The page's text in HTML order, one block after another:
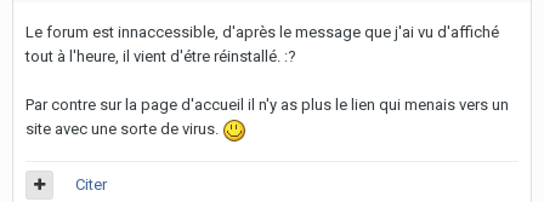
Le forum est innaccessible, d'après le message que j'ai vu d'affiché
tout à l'heure, il vient d'étre réinstallé. :?
Par contre sur la page d'accueil il n'y as plus le lien qui menais vers un
site avec une sorte de virus.
Citer